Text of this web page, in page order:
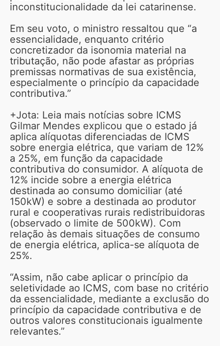
inconstitucionalidade da lei catarinense.
Em seu voto, o ministro ressaltou que “a
essencialidade, enquanto critério
concretizador da isonomia material na
tributação, não pode afastar as próprias
premissas normativas de sua existência,
especialmente o princípio da capacidade
contributiva.”
+Jota: Leia mais notícias sobre ICMS
Gilmar Mendes explicou que o estado já
aplica alíquotas diferenciadas de ICMS
sobre energia elétrica, que variam de 12%
a 25%, em função da capacidade
contributiva do consumidor. A alíquota de
12% incide sobre a energia elétrica
destinada ao consumo domiciliar (até
150kW) e sobre a destinada ao produtor
rural e cooperativas rurais redistribuidoras
(observado o limite de 500kW). Com
relação às demais situações de consumo
de energia elétrica, aplica-se alíquota de
25%.
“Assim, não cabe aplicar o princípio da
seletividade ao ICMS, com base no critério
da essencialidade, mediante a exclusão do
princípio da capacidade contributiva e de
outros valores constitucionais igualmente
relevantes.”